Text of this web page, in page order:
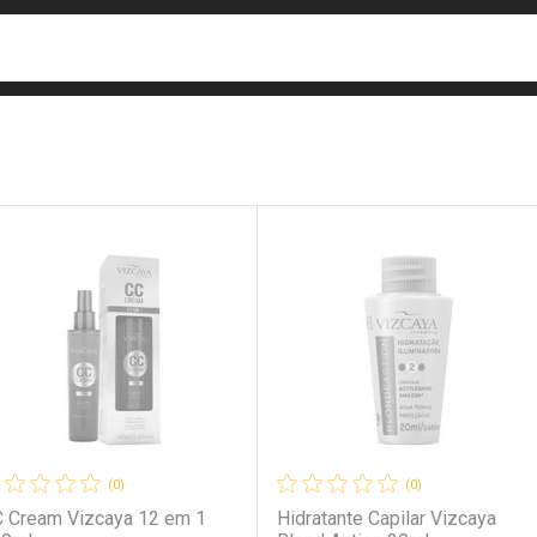
(0)
Cream Vizcaya 12 em 1
(0)
Hidratante Capilar Vizcaya